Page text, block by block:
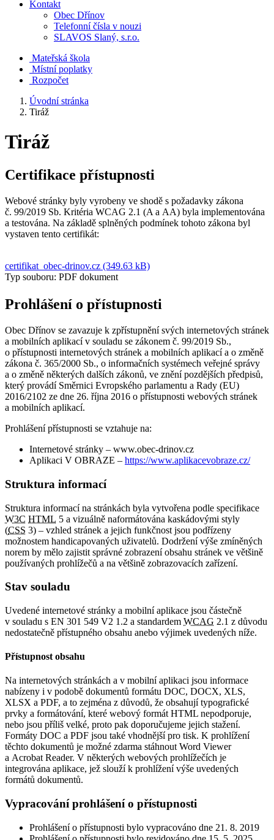
Kontakt
Obec Dřínov
Telefonní čísla v nouzi
SLAVOS Slaný, s.r.o.
Mateřská škola
Místní poplatky
Rozpočet
Úvodní stránka
Tiráž
Tiráž
Certifikace přístupnosti
Webové stránky byly vyrobeny ve shodě s požadavky zákona
č. 99/2019 Sb. Kritéria WCAG 2.1 (A a AA) byla implementována
a testována. Na základě splněných podmínek tohoto zákona byl
vystaven tento certifikát:
certifikat_obec-drinov.cz (349.63 kB)
Typ souboru: PDF dokument
Prohlášení o přístupnosti
Obec Dřínov se zavazuje k zpřístupnění svých internetových stránek
a mobilních aplikací v souladu se zákonem č. 99/2019 Sb.,
o přístupnosti internetových stránek a mobilních aplikací a o změně
zákona č. 365/2000 Sb., o informačních systémech veřejné správy
a o změně některých dalších zákonů, ve znění pozdějších předpisů,
který provádí Směrnici Evropského parlamentu a Rady (EU)
2016/2102 ze dne 26. října 2016 o přístupnosti webových stránek
a mobilních aplikací.
Prohlášení přístupnosti se vztahuje na:
Internetové stránky – www.obec-drinov.cz
Aplikaci V OBRAZE – https://www.aplikacevobraze.cz/
Struktura informací
Struktura informací na stránkách byla vytvořena podle specifikace
W3C HTML 5 a vizuálně naformátována kaskádovými styly
(CSS 3) – vzhled stránek a jejich funkčnost jsou podřízeny
možnostem handicapovaných uživatelů. Dodržení výše zmíněných
norem by mělo zajistit správné zobrazení obsahu stránek ve většině
používaných prohlížečů a na většině zobrazovacích zařízení.
Stav souladu
Uvedené internetové stránky a mobilní aplikace jsou částečně
v souladu s EN 301 549 V2 1.2 a standardem WCAG 2.1 z důvodu
nedostatečně přístupného obsahu anebo výjimek uvedených níže.
Přístupnost obsahu
Na internetových stránkách a v mobilní aplikaci jsou informace
nabízeny i v podobě dokumentů formátu DOC, DOCX, XLS,
XLSX a PDF, a to zejména z důvodů, že obsahují typografické
prvky a formátování, které webový formát HTML nepodporuje,
nebo jsou příliš velké, proto pak doporučujeme jejich stažení.
Formáty DOC a PDF jsou také vhodnější pro tisk. K prohlížení
těchto dokumentů je možné zdarma stáhnout Word Viewer
a Acrobat Reader. V některých webových prohlížečích je
integrována aplikace, jež slouží k prohlížení výše uvedených
formátů dokumentů.
Vypracování prohlášení o přístupnosti
Prohlášení o přístupnosti bylo vypracováno dne 21. 8. 2019